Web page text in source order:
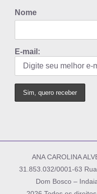
Nome
E-mail:
ANA CAROLINA
31.853.032/0001-63
Dom Bosco –